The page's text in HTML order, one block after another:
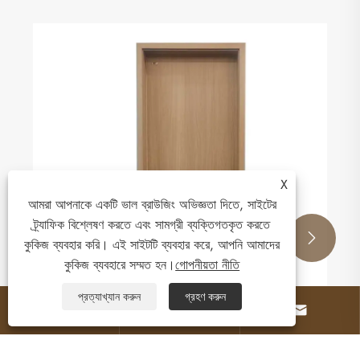

 
X
আমরা আপনাকে একটি ভাল ব্রাউজিং অভিজ্ঞতা দিতে, সাইটের
ট্র্যাফিক বিশ্লেষণ করতে এবং সামগ্রী ব্যক্তিগতকৃত করতে
কুকিজ ব্যবহার করি। এই সাইটটি ব্যবহার করে, আপনি আমাদের
কুকিজ ব্যবহারে সম্মত হন।গোপনীয়তা নীতি
প্রত্যাখ্যান করুন গ্রহণ করুন